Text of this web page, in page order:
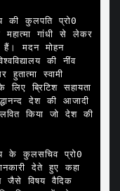
गांधी से लेकर
हैं। मदन मोहन
की नींव
स्वामी
लिए ब्रिटिश सहायता
देश की आजादी
किया जो देश की
देते हुए कहा
जैसे विषय वैदिक